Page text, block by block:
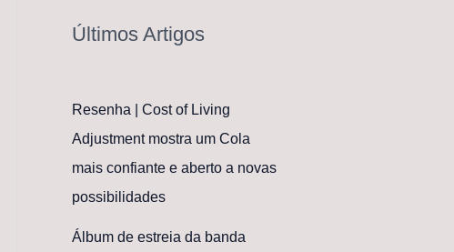
Últimos Artigos
Resenha | Cost of Living
Adjustment mostra um Cola
mais confiante e aberto a novas
possibilidades
Álbum de estreia da banda